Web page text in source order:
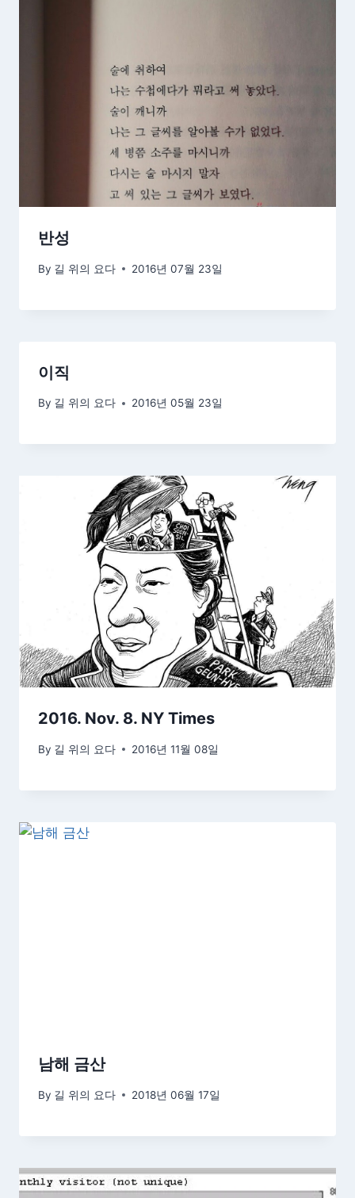
반성
By 길 위의 요다 2016년 07월 23일
이직
By 길 위의 요다 2016년 05월 23일
2016. Nov. 8. NY Times
By 길 위의 요다 2016년 11월 08일
남해 금산
By 길 위의 요다 2018년 06월 17일